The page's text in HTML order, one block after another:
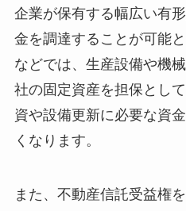
企業が保有する幅広い有
金を調達することが可能
などでは、生産設備や機
社の固定資産を担保とし
資や設備更新に必要な資
くなります。
また、不動産信託受益権